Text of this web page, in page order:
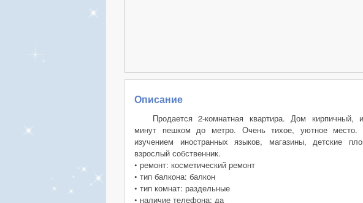
Описание
Продается 2-комнатная квартира. Дом кирпичный,
минут пешком до метро. Очень тихое, уютное
изучением иностранных языков, магазины, детские
взрослый собственник.
• ремонт: косметический ремонт
• тип балкона: балкон
• тип комнат: раздельные
• наличие телефона: да